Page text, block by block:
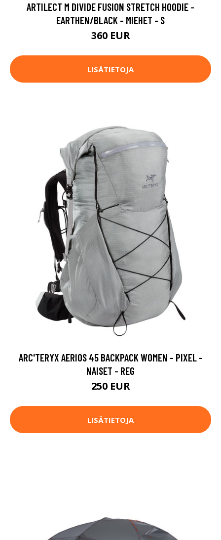
ARTILECT M DIVIDE FUSION STRETCH HOODIE -
EARTHEN/BLACK - MIEHET - S
360 EUR
LISÄTIETOJA
ARC'TERYX AERIOS 45 BACKPACK WOMEN - PIXEL -
NAISET - REG
250 EUR
LISÄTIETOJA